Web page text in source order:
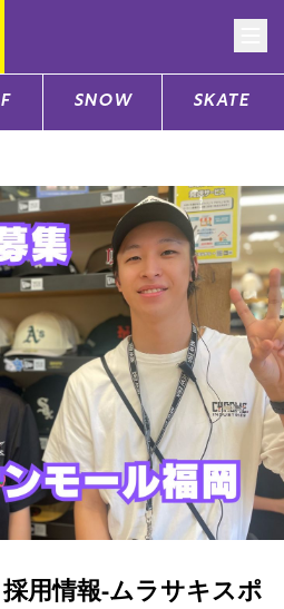
SUPPORT
ご利用ガイド
ギフトラッピング
SNOW SKATE
採用情報-ムラサキスポ